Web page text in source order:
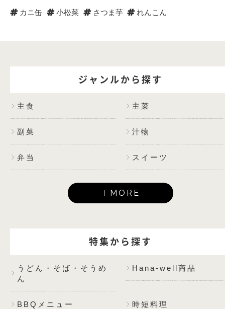
カニ缶 小松菜 さつま芋 れんこん
ジャンルから探す
主食 主菜
副菜 汁物
弁当 スイーツ
MORE
特集から探す
うどん・そば・そうめ
ん
Hana-well商品
BBQメニュー 時短料理